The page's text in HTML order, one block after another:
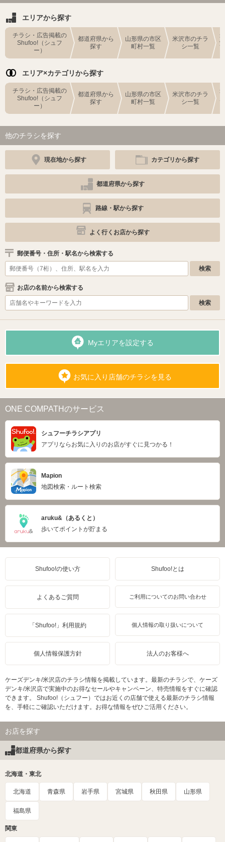
エリアから探す
チラシ・広告掲載の
Shufoo!（シュフ
ー）
都道府県から
探す
山形県の市区
町村一覧
米沢市のチラ
シ一覧
エリア×カテゴリから探す
チラシ・広告掲載の
Shufoo!（シュフ
ー）
都道府県から
探す
山形県の市区
町村一覧
米沢市のチラ
シ一覧
他のチラシを探す
現在地から探す カテゴリから探す
都道府県から探す
路線・駅から探す
よく行くお店から探す
郵便番号・住所・駅名から検索する
お店の名前から検索する
Myエリアを設定する
お気に入り店舗のチラシを見る
ONE COMPATHのサービス
シュフーチラシアプリ
アプリならお気に入りのお店がすぐに見つかる！
Mapion
地図検索・ルート検索
aruku&（あるくと）
歩いてポイントが貯まる
Shufoo!の使い方 Shufoo!とは
よくあるご質問 ご利用についてのお問い合わせ
「Shufoo!」利用規約 個人情報の取り扱いについて
個人情報保護方針 法人のお客様へ
ケーズデンキ/米沢店のチラシ情報を掲載しています。最新のチラシで、ケーズ
デンキ/米沢店で実施中のお得なセールやキャンペーン、特売情報をすぐに確認
できます。 Shufoo!（シュフー）ではお近くの店舗で使える最新のチラシ情報
を、手軽にご確認いただけます。お得な情報をぜひご活用ください。
お店を探す
都道府県から探す
北海道・東北
北海道 青森県 岩手県 宮城県 秋田県 山形県
福島県
関東